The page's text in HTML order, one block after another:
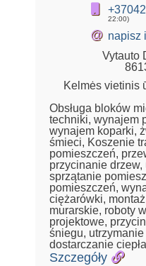
22:00)
@ napisz
Vytauto
Kelmės vietinis
Obsługa bloków
techniki, wynajem
wynajem koparki,
śmieci, Koszenie
pomieszczeń,
przycinanie
sprzątanie
pomieszczeń,
ciężarówki,
murarskie, roboty
projektowe,
śniegu,
dostarczanie
Szczegóły